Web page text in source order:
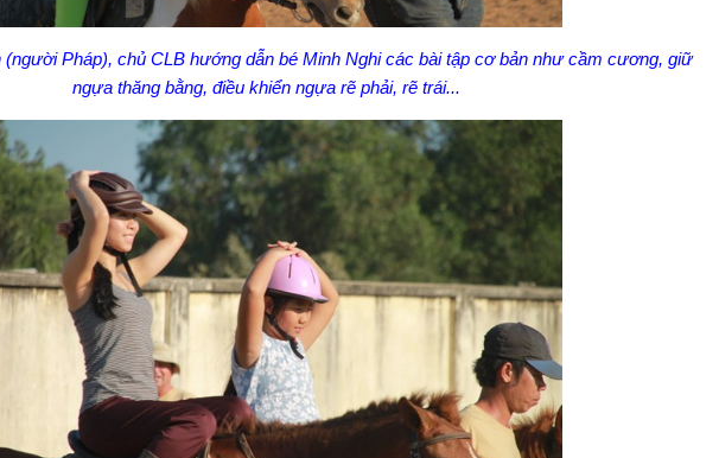
(người Pháp), chủ CLB hướng dẫn bé Minh Nghi các bài tập cơ bản như cầm cương, giữ
ngựa thăng bằng, điều khiển ngựa rẽ phải, rẽ trái...